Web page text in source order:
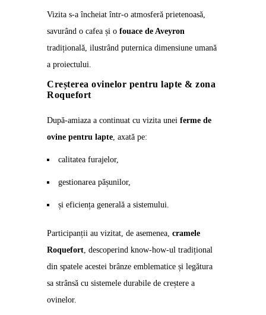
Vizita s-a încheiat într-o atmosferă prietenoasă,
savurând o cafea și o fouace de Aveyron
tradițională, ilustrând puternica dimensiune umană
a proiectului.
Creșterea ovinelor pentru lapte & zona
Roquefort
După-amiaza a continuat cu vizita unei ferme de
ovine pentru lapte, axată pe:
calitatea furajelor,
gestionarea pășunilor,
și eficiența generală a sistemului.
Participanții au vizitat, de asemenea, cramele
Roquefort, descoperind know-how-ul tradițional
din spatele acestei brânze emblematice și legătura
sa strânsă cu sistemele durabile de creștere a
ovinelor.